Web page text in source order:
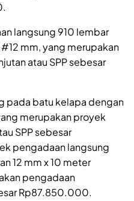
langsung 910 lembar
mm, yang merupakan
atau SPP sebesar
pada batu kelapa dengan
merupakan proyek
SPP sebesar
pengadaan langsung
12 mm x 10 meter
pengadaan
Rp87.850.000.